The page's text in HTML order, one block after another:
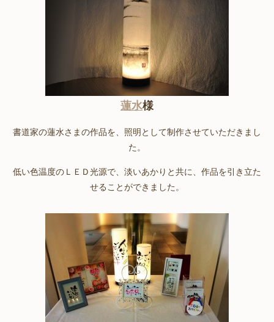
蓮水様
書道家の蓮水さまの作品を、照明として制作させていただきまし
た。
低い色温度のＬＥＤ光源で、淡いあかりと共に、作品を引き立た
せることができました。